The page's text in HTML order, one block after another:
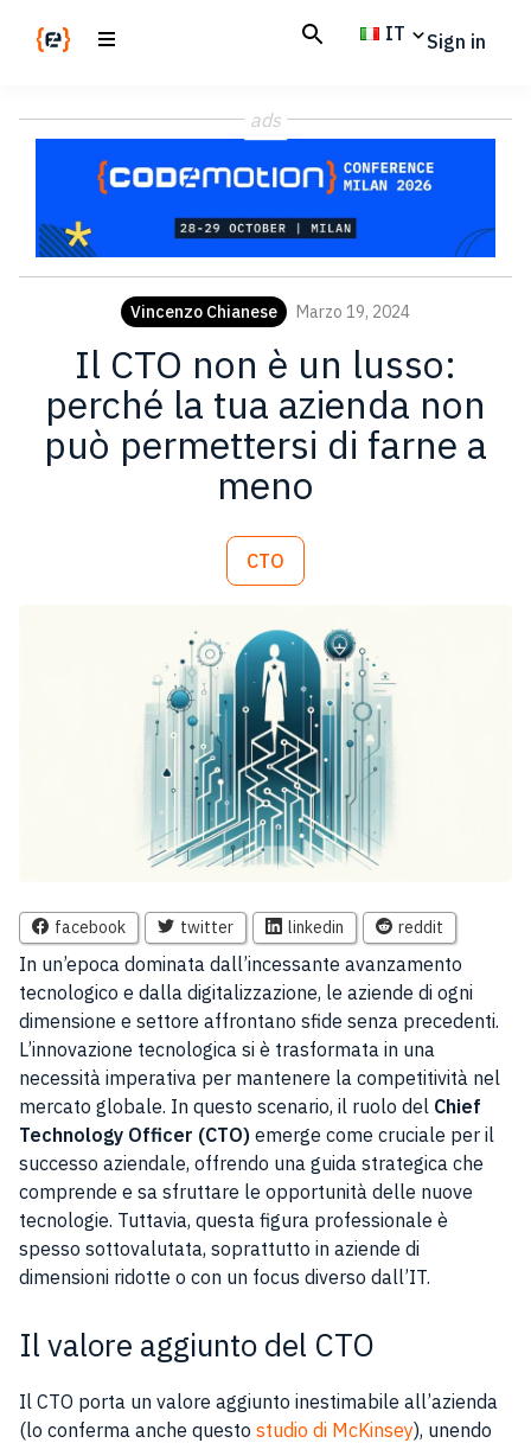
Magazine
code
IT Sign in
ads
Vincenzo Chianese Marzo 19, 2024
Il CTO non è un lusso:
perché la tua azienda non
può permettersi di farne a
meno
CTO
facebook twitter linkedin reddit
In un’epoca dominata dall’incessante avanzamento
tecnologico e dalla digitalizzazione, le aziende di ogni
dimensione e settore affrontano sfide senza precedenti.
L’innovazione tecnologica si è trasformata in una
necessità imperativa per mantenere la competitività nel
mercato globale. In questo scenario, il ruolo del Chief
Technology Officer (CTO) emerge come cruciale per il
successo aziendale, offrendo una guida strategica che
comprende e sa sfruttare le opportunità delle nuove
tecnologie. Tuttavia, questa figura professionale è
spesso sottovalutata, soprattutto in aziende di
dimensioni ridotte o con un focus diverso dall’IT.
Il valore aggiunto del CTO
Il CTO porta un valore aggiunto inestimabile all’azienda
(lo conferma anche questo studio di McKinsey), unendo